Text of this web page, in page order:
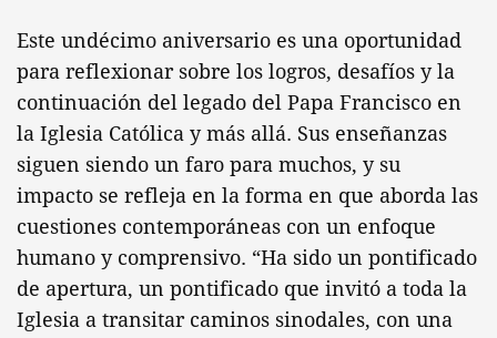
Este undécimo aniversario es una oportunidad
para reflexionar sobre los logros, desafíos y la
continuación del legado del Papa Francisco en
la Iglesia Católica y más allá. Sus enseñanzas
siguen siendo un faro para muchos, y su
impacto se refleja en la forma en que aborda las
cuestiones contemporáneas con un enfoque
humano y comprensivo. “Ha sido un pontificado
de apertura, un pontificado que invitó a toda la
Iglesia a transitar caminos sinodales, con una